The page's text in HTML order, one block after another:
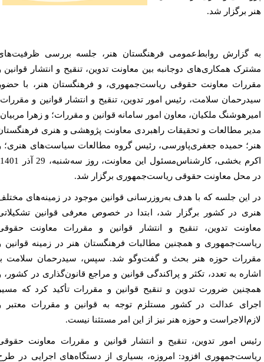
برگزار شد.
گزارش روابط‌عمومی فرهنگستان هنر، جلسه بررسی ظرفیت‌های
همکاری‌های دوجانبه بین معاونت تدوین، تنقیح و انتشار قوانین و
معاونت حقوقی ریاست‌جمهوری، و فرهنگستان هنر، با حضور
سلامت، رئیس امور تدوین، تنقیح و انتشار قوانین و مقررات؛
ملکیان، معاون امور سامانه قوانین و مقررات؛ و زهرا مربیان،
مطالعات و تحقیقات راهبردی معاونت پژوهشی و هنری فرهنگستان
حمیده جعفری‌پاورسی، رئیس گروه مطالعات سیاست‌های هنری؛ و
اکرم بخشی، کارشناس‌مسئول این معاونت، روز سه‌شنبه، 29 آذر 1401،
محل معاونت حقوقی ریاست‌جمهوری برگزار شد.
این جلسه که با هدف به‌روزرسانی قوانین موجود در زمینه‌های مختلف
در کشور برگزار شد، ابتدا در خصوص معرفی قوانین تشکیلاتی
تدوین، تنقیح و انتشار قوانین و مقررات معاونت حقوقی
و همچنین مطالبات فرهنگستان هنر در زمینه قوانین و
حوزه هنر بحث و گفت‌وگو شد. سپس، سیدرحمان سلامت با
به تعدد، تکثر و پراکندگی قوانین و مراجع قانون‌گذاری در کشور، و
ضرورت تدوین و تنقیح قوانین و مقررات تأکید کرد که مسیر
عدالت در کشور مستلزم توجه به قوانین و مقررات معتبر و
و حوزه هنر نیز از این امر مستثنا نیست.
امور تدوین، تنقیح و انتشار قوانین و مقررات معاونت حقوقی
افزود: امروزه، بسیاری از دستگاه‌های اجرایی در طرح